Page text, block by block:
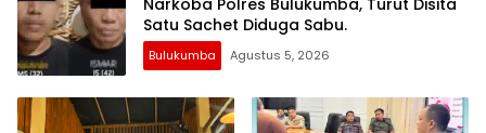
Satu Sachet Diduga Sabu.
Bulukumba Agustus 5, 2026